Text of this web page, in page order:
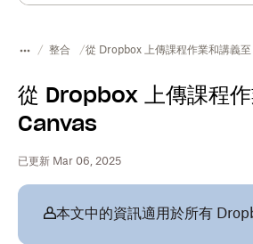
整合 從 Dropbox 上傳課程作業和講義
從 Dropbox 上傳課程
Canvas
已更新 Mar 06, 2025
本文中的資訊適用於所有